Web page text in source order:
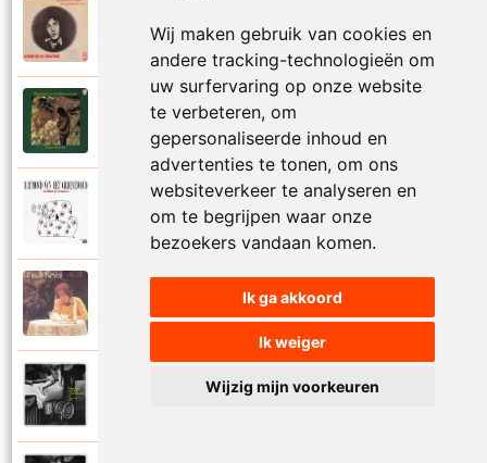
Wij maken gebruik van cookies en
andere tracking-technologieën om
uw surfervaring op onze website
te verbeteren, om
gepersonaliseerde inhoud en
advertenties te tonen, om ons
websiteverkeer te analyseren en
om te begrijpen waar onze
bezoekers vandaan komen.
Ik ga akkoord
Ik weiger
Wijzig mijn voorkeuren
Mijn lieve schatje
Raymond Van Het Groenewoud
Mijn schoolgaande jeugd
Raymond Van Het Groenewoud
Mijnheer de postbode
Raymond Van Het Groenewoud
Moeder
Raymond Van Het Groenewoud